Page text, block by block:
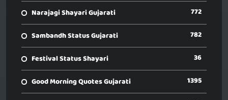
Narajagi Shayari Gujarati 772
Sambandh Status Gujarati 782
Festival Status Shayari 36
Good Morning Quotes Gujarati 1395